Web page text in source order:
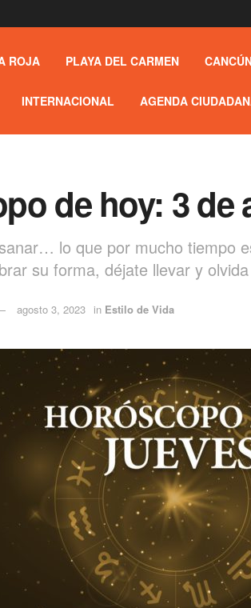
ROJA PLAYA DEL CARMEN
INTERNACIONAL AGENDA
de hoy: 3 de
lo que por mucho tiempo
su forma, déjate llevar y
agosto 3, 2023 in Estilo de Vida